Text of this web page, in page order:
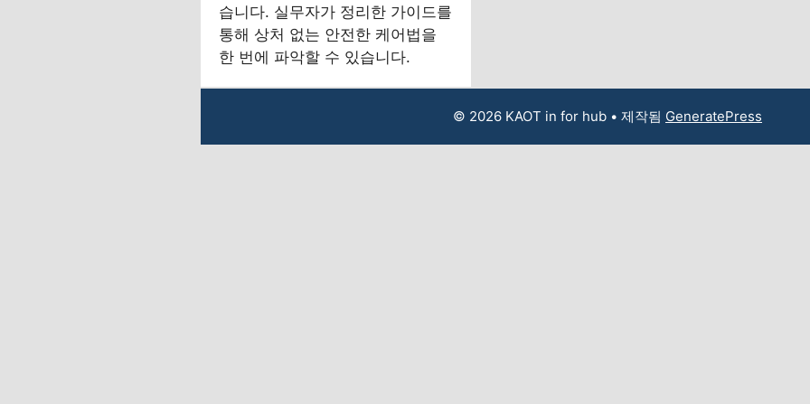
습니다. 실무자가 정리한 가이드를
통해 상처 없는 안전한 케어법을
한 번에 파악할 수 있습니다.
© 2026 KAOT in for hub • 제작됨 GeneratePress